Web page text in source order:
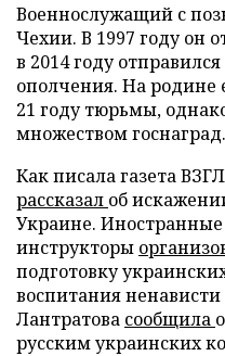
Военнослужащий с
Чехии. В 1997 году он
в 2014 году
ополчения. На родине
21 году тюрьмы,
множеством госнаград.
Как писала газета
рассказал об
Украине. Иностранные
инструкторы
подготовку
воспитания
Лантратова сообщила
русским украинских